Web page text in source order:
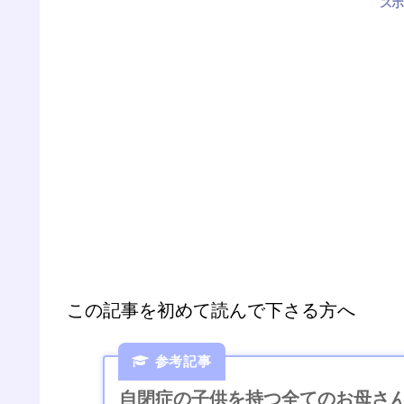
この記事を初めて読んで下さる方へ
自閉症の子供を持つ全てのお母さ